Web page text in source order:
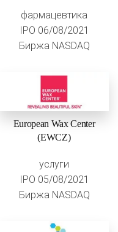
фармацевтика
IPO 06/08/2021
Биржа NASDAQ
European Wax Center
(EWCZ)
услуги
IPO 05/08/2021
Биржа NASDAQ